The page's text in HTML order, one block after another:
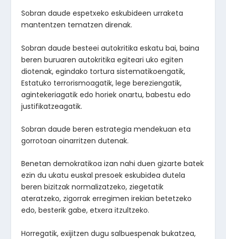
Sobran daude espetxeko eskubideen urraketa
mantentzen tematzen direnak.
Sobran daude besteei autokritika eskatu bai, baina
beren buruaren autokritika egiteari uko egiten
diotenak, egindako tortura sistematikoengatik,
Estatuko terrorismoagatik, lege bereziengatik,
agintekeriagatik edo horiek onartu, babestu edo
justifikatzeagatik.
Sobran daude beren estrategia mendekuan eta
gorrotoan oinarritzen dutenak.
Benetan demokratikoa izan nahi duen gizarte batek
ezin du ukatu euskal presoek eskubidea dutela
beren bizitzak normalizatzeko, ziegetatik
ateratzeko, zigorrak erregimen irekian betetzeko
edo, besterik gabe, etxera itzultzeko.
Horregatik, exijitzen dugu salbuespenak bukatzea,